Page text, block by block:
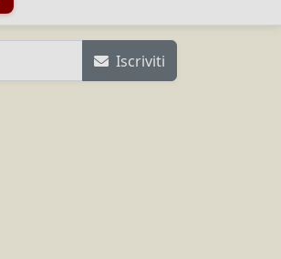
Iscriviti